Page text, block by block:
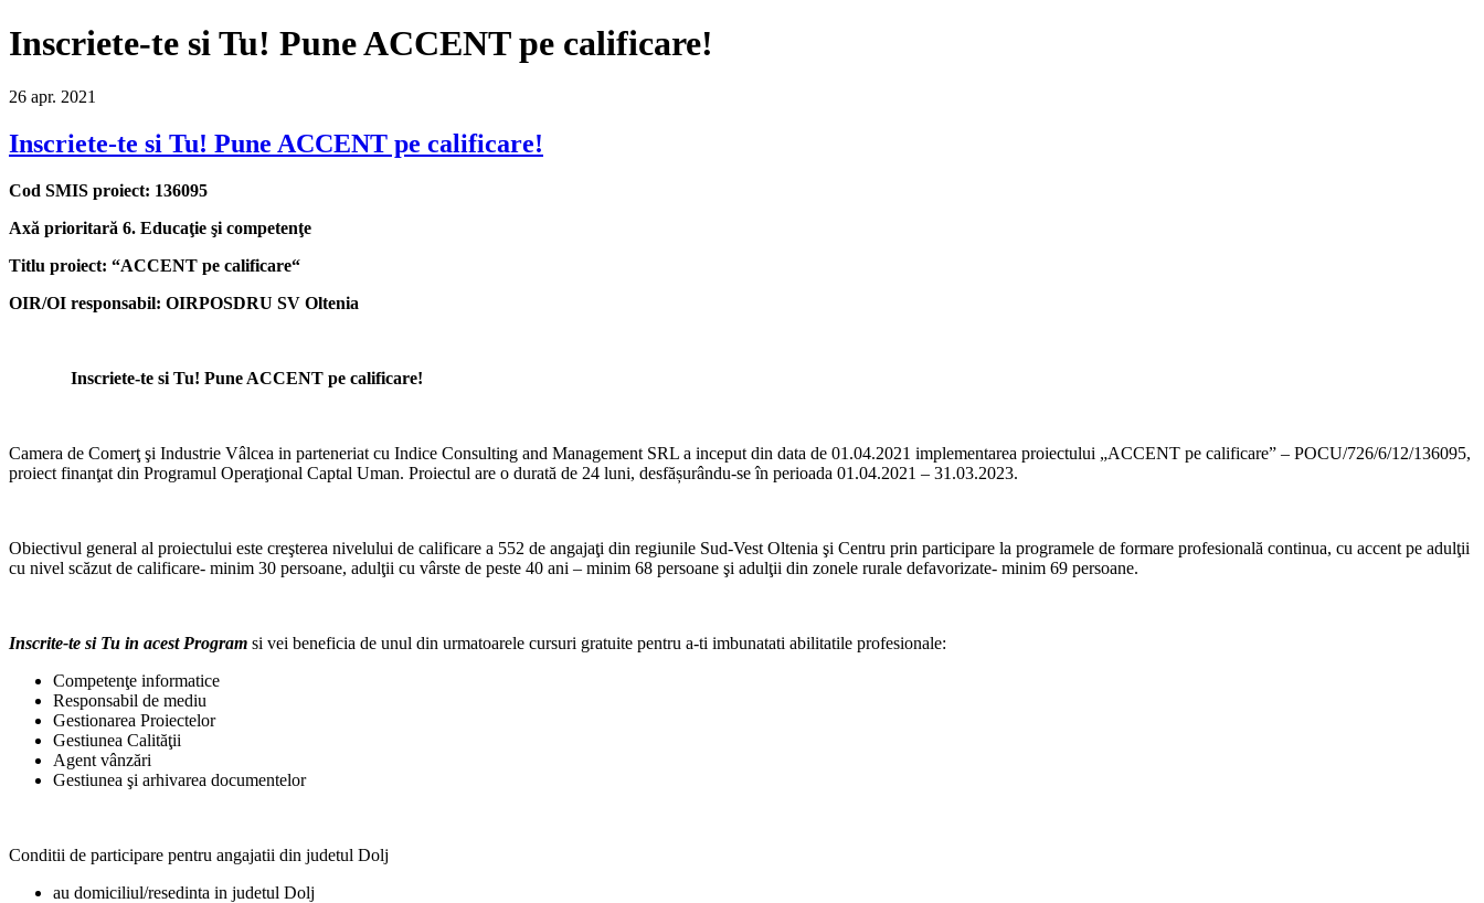
Inscriete-te si Tu! Pune ACCENT pe calificare!
26 apr. 2021
Inscriete-te si Tu! Pune ACCENT pe calificare!
Cod SMIS proiect: 136095
Axă prioritară 6. Educaţie şi competenţe
Titlu proiect: “ACCENT pe calificare“
OIR/OI responsabil: OIRPOSDRU SV Oltenia
Inscriete-te si Tu! Pune ACCENT pe calificare!
Camera de Comerţ şi Industrie Vâlcea in parteneriat cu Indice Consulting and Management SRL a inceput din data de 01.04.2021 implementarea proiectului „ACCENT pe calificare” – POCU/726/6/12/136095,
proiect finanţat din Programul Operaţional Captal Uman. Proiectul are o durată de 24 luni, desfășurându-se în perioada 01.04.2021 – 31.03.2023.
Obiectivul general al proiectului este creşterea nivelului de calificare a 552 de angajaţi din regiunile Sud-Vest Oltenia şi Centru prin participare la programele de formare profesională continua, cu accent pe adulţii
cu nivel scăzut de calificare- minim 30 persoane, adulţii cu vârste de peste 40 ani – minim 68 persoane şi adulţii din zonele rurale defavorizate- minim 69 persoane.
Inscrite-te si Tu in acest Program si vei beneficia de unul din urmatoarele cursuri gratuite pentru a-ti imbunatati abilitatile profesionale:
Competenţe informatice
Responsabil de mediu
Gestionarea Proiectelor
Gestiunea Calităţii
Agent vânzări
Gestiunea şi arhivarea documentelor
Conditii de participare pentru angajatii din judetul Dolj
au domiciliul/resedinta in judetul Dolj